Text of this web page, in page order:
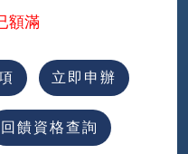
額滿
立即申辦
回饋資格查詢